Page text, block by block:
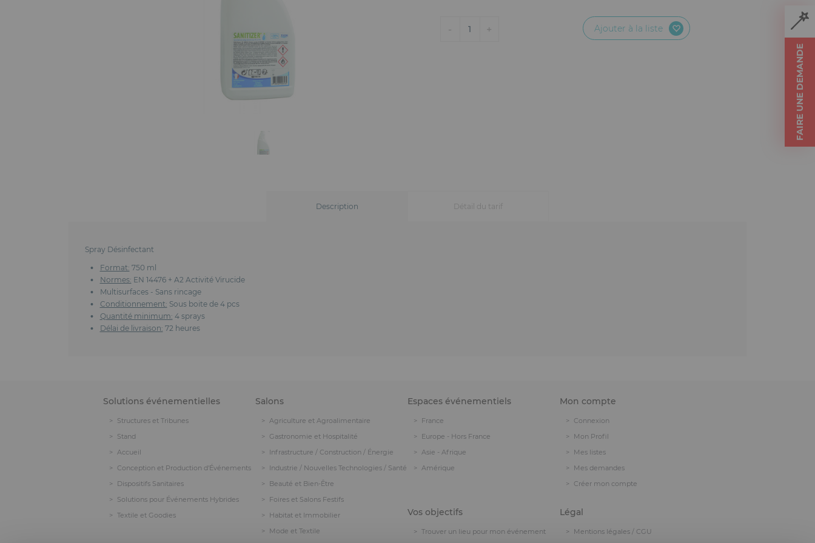
FAIRE UNE DEMANDE
- 1 + Ajouter à la liste
Description
Spray Désinfectant
Format: 750 ml
Normes: EN 14476 + A2 Activité Virucide
Multisurfaces - Sans rincage
Conditionnement: Sous boite de 4 pcs
Quantité minimum: 4 sprays
Délai de livraison: 72 heures
Détail du tarif
Solutions événementielles
Structures et Tribunes
Stand
Accueil
Conception et Production d'Événements
Dispositifs Sanitaires
Solutions pour Événements Hybrides
Textile et Goodies
Salons
Agriculture et Agroalimentaire
Gastronomie et Hospitalité
Infrastructure / Construction / Énergie
Industrie / Nouvelles Technologies / Santé
Beauté et Bien-Être
Foires et Salons Festifs
Habitat et Immobilier
Mode et Textile
Espaces événementiels
France
Europe - Hors France
Asie - Afrique
Amérique
Mon compte
Connexion
Mon Profil
Mes listes
Mes demandes
Créer mon compte
Vos objectifs
Trouver un lieu pour mon événement
Légal
Mentions légales / CGU